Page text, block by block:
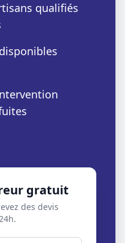
qualifiés
gratuit
des devis